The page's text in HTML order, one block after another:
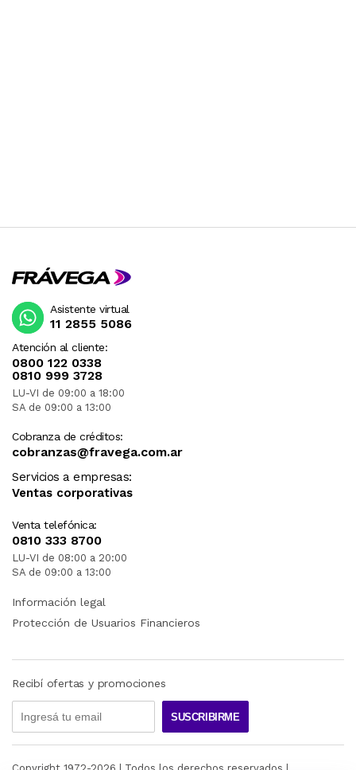
Atención al cliente:
0800 122 0338
0810 999 3728
LU-VI de 09:00 a 18:00
SA de 09:00 a 13:00
Cobranza de créditos:
cobranzas@fravega.com.ar
Servicios a empresas:
Ventas corporativas
Venta telefónica:
0810 333 8700
LU-VI de 08:00 a 20:00
SA de 09:00 a 13:00
Asistente virtual
11 2855 5086
Información legal
Protección de Usuarios Financieros
Recibí ofertas y promociones
SUSCRIBIRME